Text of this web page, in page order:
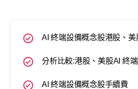
AI 終端設備概念股港股、美
分析比較:港股、美股AI 終
AI 終端設備概念股手續費